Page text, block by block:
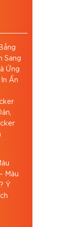
Sang
Ứng
Ấn
Màu
Ý